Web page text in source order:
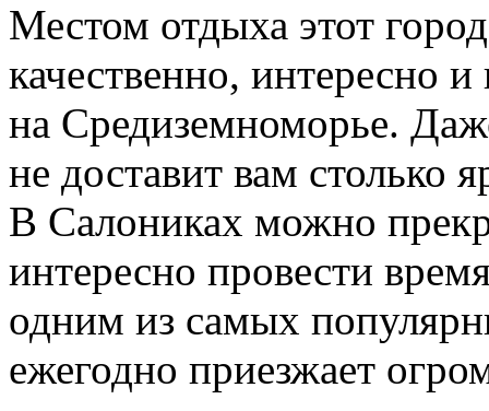
Местом отдыха этот
качественно, интересно
на Средиземноморье.
не доставит вам столько
В Салониках можно
интересно провести
одним из самых
ежегодно приезжает